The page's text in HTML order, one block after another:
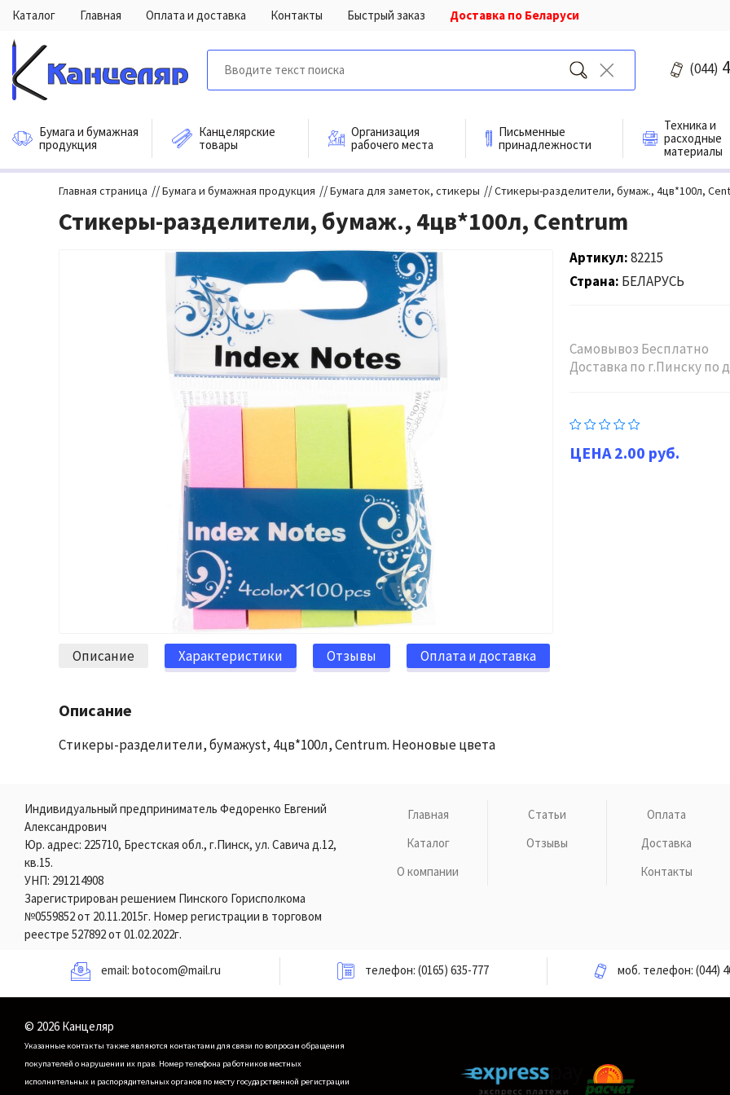
Каталог Главная Оплата и доставка Контакты Быстрый заказ Доставка по Беларуси
(044)
Бумага и бумажная
продукция
Канцелярские
товары
Организация
рабочего места
Письменные
принадлежности
Техника и
расходные
материалы
Главная страница //Бумага и бумажная продукция //Бумага для заметок, стикеры //Стикеры-разделители, бумаж., 4цв*100л,
Стикеры-разделители, бумаж., 4цв*100л, Centrum
Артикул 82215
Страна БЕЛАРУСЬ
Самовывоз Бесплатно
Доставка по г.Пинску по
2.00 руб.
Описание Характеристики Отзывы Оплата и доставка
Описание
Стикеры-разделители, бумажyst, 4цв*100л, Centrum. Неоновые цвета
Индивидуальный предприниматель Федоренко Евгений
Александрович
Юр. адрес: 225710, Брестская обл., г.Пинск, ул. Савича д.12,
кв.15.
УНП: 291214908
Зарегистрирован решением Пинского Горисполкома
№0559852 от 20.11.2015г. Номер регистрации в торговом
реестре 527892 от 01.02.2022г.
Главная
Каталог
О компании
Статьи
Отзывы
Оплата
Доставка
Контакты
email: botocom@mail.ru телефон:(0165) 635-777 моб. телефон:(044)
© 2026 Канцеляр
Указанные контакты также являются контактами для связи по вопросам обращения
покупателей о нарушении их прав. Номер телефона работников местных
исполнительных и распорядительных органов по месту государственной регистрации